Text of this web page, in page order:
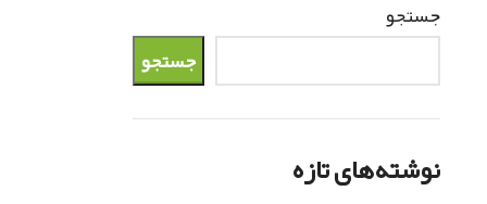
جستجو
جستجو
نوشته‌های تازه